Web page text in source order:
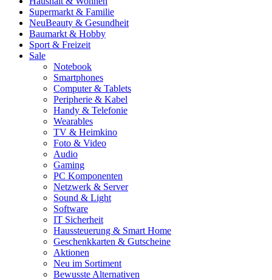
Supermarkt & Familie
NeuBeauty & Gesundheit
Baumarkt & Hobby
Sport & Freizeit
Sale
Notebook
Smartphones
Computer & Tablets
Peripherie & Kabel
Handy & Telefonie
Wearables
TV & Heimkino
Foto & Video
Audio
Gaming
PC Komponenten
Netzwerk & Server
Sound & Light
Software
IT Sicherheit
Haussteuerung & Smart Home
Geschenkkarten & Gutscheine
Aktionen
Neu im Sortiment
Bewusste Alternativen